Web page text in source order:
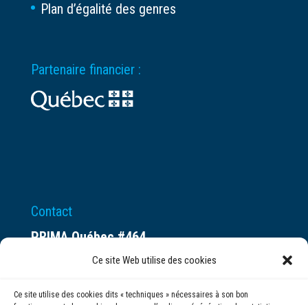
Ce site Web utilise des cookies
Ce site utilise des cookies dits « techniques » nécessaires à son bon
Plan d’égalité des genres
Partenaire financier :
Contact
PRIMA Québec #464
Espace ax.c